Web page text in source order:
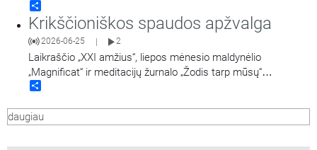
„Jėzuitai“ apžvalgos.
Krikščioniškos spaudos apžvalga
2026-06-25 2
Laikraščio „XXI amžius“, liepos mėnesio maldynėlio
„Magnificat“ ir meditacijų žurnalo „Žodis tarp mūsų“
apžvalgos.
daugiau